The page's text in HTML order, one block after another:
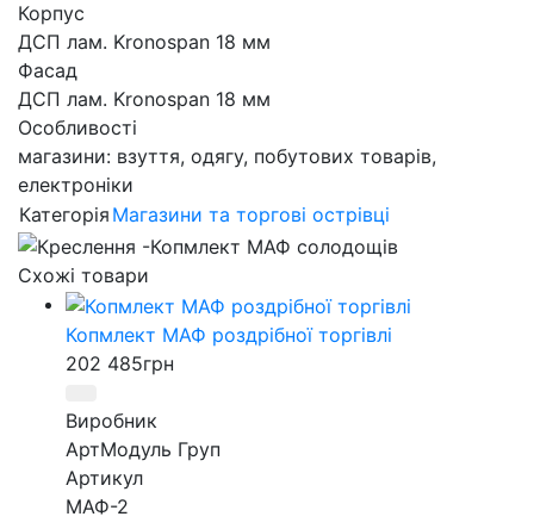
Корпус
ДСП лам. Kronospan 18 мм
Фасад
ДСП лам. Kronospan 18 мм
Особливості
магазини: взуття, одягу, побутових товарів,
електроніки
Категорія Магазини та торгові острівці
Схожі товари
Копмлект МАФ роздрібної торгівлі
202 485грн
Виробник
АртМодуль Груп
Артикул
МАФ-2